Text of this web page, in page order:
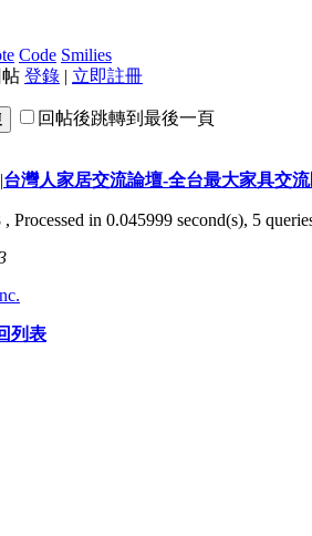
Code Smilies
登錄 | 立即註冊
回帖後跳轉到最後一頁
|台灣人家居交流論壇-全台最大家具交
, Processed in 0.045999 second(s), 5
列表